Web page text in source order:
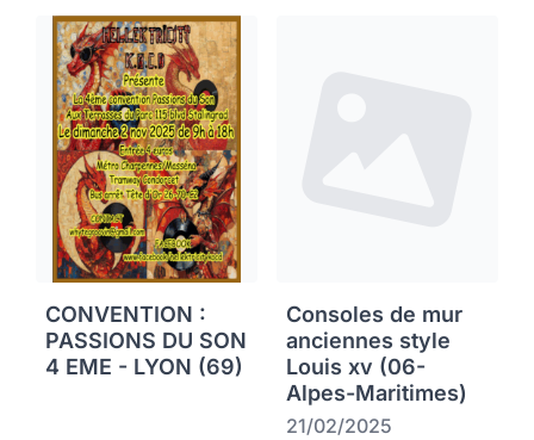
CONVENTION :
PASSIONS DU SON
4 EME - LYON (69)
Consoles de mur
anciennes style
Louis xv (06-
Alpes-Maritimes)
21/02/2025